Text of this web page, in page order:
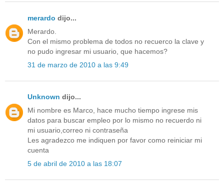
merardo dijo...
Merardo.
Con el mismo problema de todos no recuerco la clave y
no pudo ingresar mi usuario, que hacemos?
31 de marzo de 2010 a las 9:49
Unknown dijo...
Mi nombre es Marco, hace mucho tiempo ingrese mis
datos para buscar empleo por lo mismo no recuerdo ni
mi usuario,correo ni contraseña
Les agradezco me indiquen por favor como reiniciar mi
cuenta
5 de abril de 2010 a las 18:07